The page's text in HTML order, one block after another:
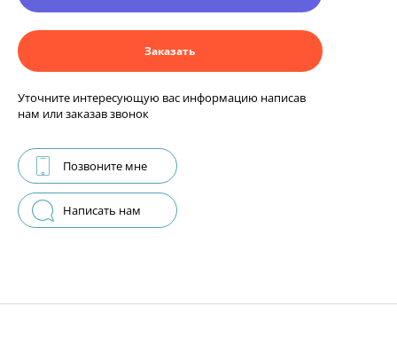
Заказать
Уточните интересующую вас информацию написав
нам или заказав звонок
Позвоните мне
Написать нам